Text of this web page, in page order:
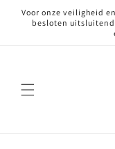
naar de
content
Voor onze veiligheid
besloten uitsluitend